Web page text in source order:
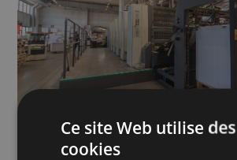
Ce site Web utilise des
cookies